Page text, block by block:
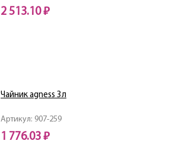
2 513.10 ₽
Артикул: 907-259
Чайник agness 3л
1 776.03 ₽